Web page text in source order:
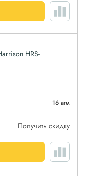
HRS-
16 атм
Получить скидку